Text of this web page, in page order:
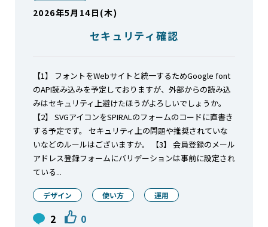
2026年5月14日(木)
セキュリティ確認
【1】 フォントをWebサイトと統一するためGoogle font
のAPI読み込みを予定しておりますが、外部からの読み込
みはセキュリティ上避けたほうがよろしいでしょうか。
【2】 SVGアイコンをSPIRALのフォームのコードに直書き
する予定です。 セキュリティ上の問題や推奨されていな
いなどのルールはございますか。 【3】 会員登録のメール
アドレス登録フォームにバリデーションは事前に設定され
ている...
デザイン 使い方 運用
2 0